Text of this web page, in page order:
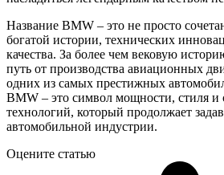
Название BMW – это не просто
богатой истории, технических
качества. За более чем вековую
путь от производства авиационных
одних из самых престижных
BMW – это символ мощности, стиля и
технологий, который продолжает
автомобильной индустрии.
Оцените статью